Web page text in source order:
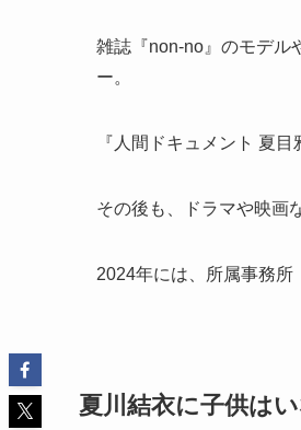
雑誌『non-no』のモデル
ー。
『人間ドキュメント 夏
その後も、ドラマや映画
2024年には、所属事務所
夏川結衣に子供はい